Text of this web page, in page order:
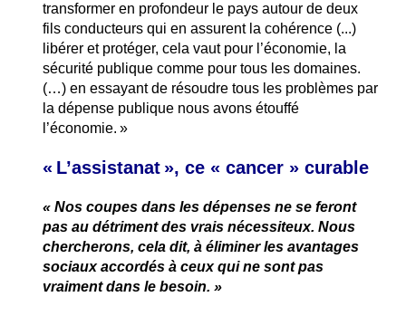
transformer en profondeur le pays autour de deux
fils conducteurs qui en assurent la cohérence (...)
libérer et protéger, cela vaut pour l’économie, la
sécurité publique comme pour tous les domaines.
(…) en essayant de résoudre tous les problèmes par
la dépense publique nous avons étouffé
l’économie. »
« L’assistanat », ce « cancer » curable
« Nos coupes dans les dépenses ne se feront
pas au détriment des vrais nécessiteux. Nous
chercherons, cela dit, à éliminer les avantages
sociaux accordés à ceux qui ne sont pas
vraiment dans le besoin. »